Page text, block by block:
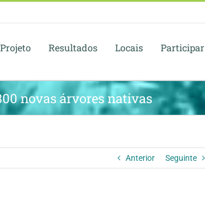
Projeto Resultados Locais Participar
novas árvores nativas
Anterior Seguinte